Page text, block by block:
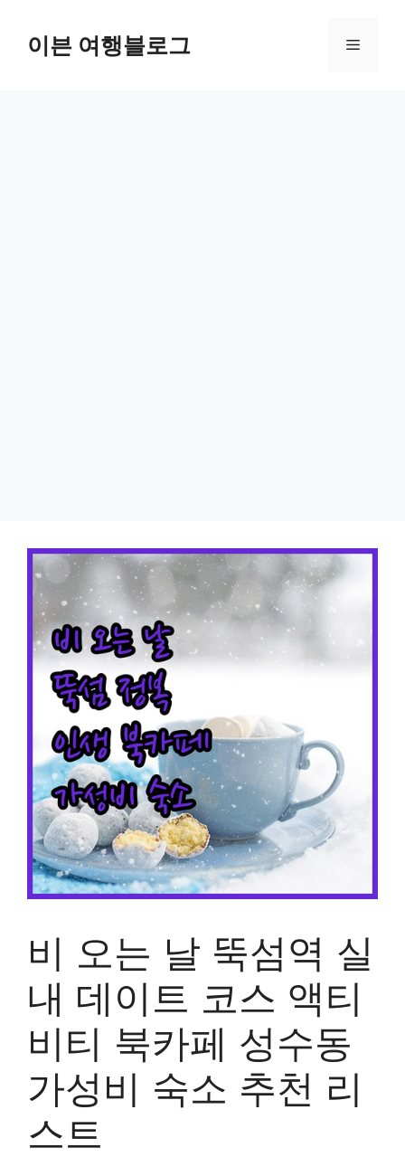
이븐 여행블로그 메
비 오는 날 뚝섬역 실
내 데이트 코스 액티
비티 북카페 성수동
가성비 숙소 추천 리
스트